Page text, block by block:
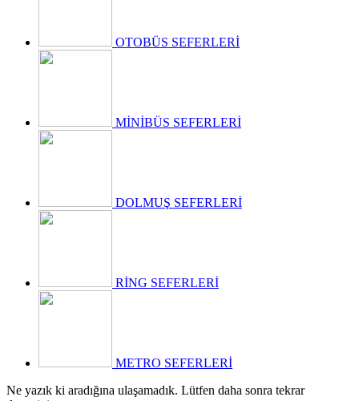
gerçekleştirilecek
etkinlikler, 15-
düzenlenecek.
OTOBÜS SEFERLERİ
MİNİBÜS SEFERLERİ
DOLMUŞ SEFERLERİ
RİNG SEFERLERİ
METRO SEFERLERİ
Ne yazık ki aradığına ulaşamadık. Lütfen daha sonra tekrar